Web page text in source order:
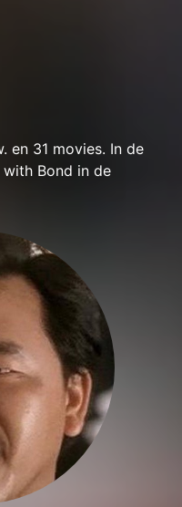
en 31 movies. In de
Bond in de